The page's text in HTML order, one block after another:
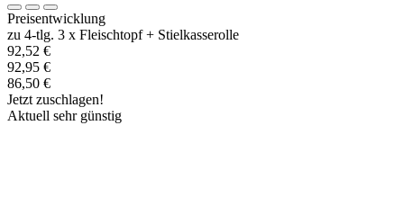
Preisentwicklung
zu 4-tlg. 3 x Fleischtopf + Stielkasserolle
92,52 €
92,95 €
86,50 €
Jetzt zuschlagen!
Aktuell sehr günstig